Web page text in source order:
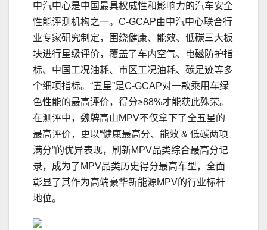
中汽中心是中国最具权威性和影响力的汽车安全
性能评测机构之一。C-GCAP由中汽中心联合行
业专家研究制定，围绕健康、能效、低碳三大板
块进行星级评价，覆盖了车内空气、电磁防护指
标、中国工况油耗、市区工况油耗、碳足迹等多
个细项指标。“五星”是C-GCAP对一款乘用车绿
色性能的最高评价，得分≥88%才能获此殊荣。
在测评中，魏牌高山MPV不仅拿下了全五星的
最高评价，更以“健康最高分、能效 & 低碳两项
满分”的优异表现，刷新MPV品类综合最高分记
录，成为了MPV品类历史得分最高车型，全面
彰显了其作为高端豪华新能源MPV的行业标杆
地位。